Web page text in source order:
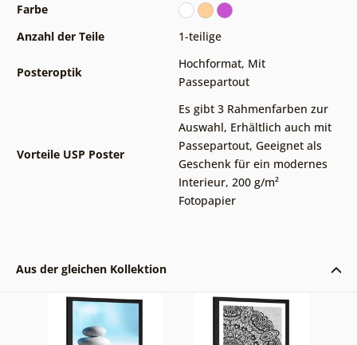
Farbe
Anzahl der Teile
1-teilige
Posteroptik
Hochformat, Mit
Passepartout
Vorteile USP Poster
Es gibt 3 Rahmenfarben zur
Auswahl, Erhältlich auch mit
Passepartout, Geeignet als
Geschenk für ein modernes
Interieur, 200 g/m²
Fotopapier
Aus der gleichen Kollektion